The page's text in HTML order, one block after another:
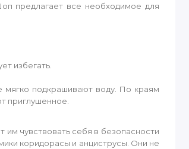
предлагает все необходимое для
избегать.
мягко подкрашивают воду. По краям
приглушенное.
чувствовать себя в безопасности
коридорасы и анциструсы. Они не